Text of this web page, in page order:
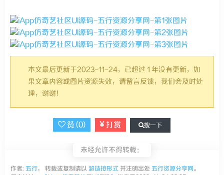
本文最后更新于2023-11-24，已超过 1 年没有更新，如
果文章内容或图片资源失效，请留言反馈，我们会及时处
理，谢谢！
赞 (0) 打赏 搜一下
未经允许不得转载：
作者: 五行， 转载或复制请以 超链接形式 并注明出处 五行资源分享网。